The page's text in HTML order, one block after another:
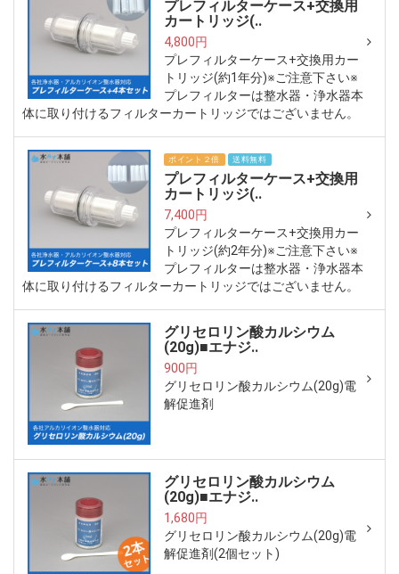
プレフィルターケース+交換用
カートリッジ(..
4,800円
プレフィルターケース+交換用カー
トリッジ(約1年分)※ご注意下さい※
プレフィルターは整水器・浄水器本
体に取り付けるフィルターカートリッジではございません。
ポイント２倍 送料無料
プレフィルターケース+交換用
カートリッジ(..
7,400円
プレフィルターケース+交換用カー
トリッジ(約2年分)※ご注意下さい※
プレフィルターは整水器・浄水器本
体に取り付けるフィルターカートリッジではございません。
グリセロリン酸カルシウム
(20g)■エナジ..
900円
グリセロリン酸カルシウム(20g)電
解促進剤
グリセロリン酸カルシウム
(20g)■エナジ..
1,680円
グリセロリン酸カルシウム(20g)電
解促進剤(2個セット)